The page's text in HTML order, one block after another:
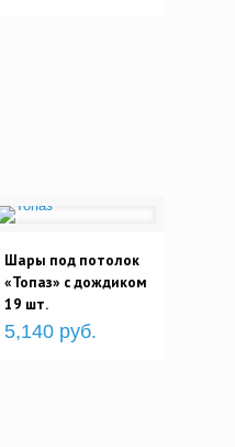
Шары под потолок
«Топаз» с дождиком
19 шт.
5,140 руб.